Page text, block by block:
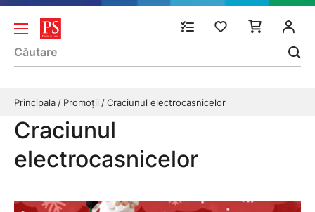
Principala Promoții Craciunul electrocasnicelor
Craciunul
electrocasnicelor